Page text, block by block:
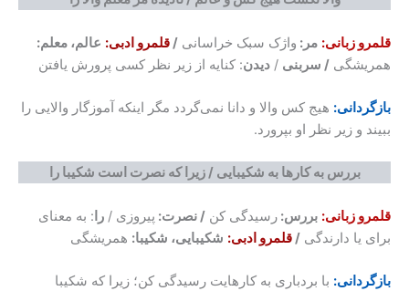
قلمرو زبانی: مر: واژک سبک خراسانی /قلمرو ادبی: عالم، معلم:
همریشگی / سربنی / دیدن: کنایه از زیر نظر کسی پرورش یافتن
بازگردانی: هیج کس والا و دانا نمی‌گردد مگر اینکه آموزگار والایی را
ببیند و زیر نظر او بپرورد.
بررس به کارها به شکیبایی / زیرا که نصرت است شکیبا را
قلمرو زبانی: بررس: رسیدگی کن / نصرت: پیروزی / را : به معنای
برای یا دارندگی /قلمرو ادبی: شکیبایی، شکیبا: همریشگی
بازگردانی: با بردباری به کارهایت رسیدگی کن؛ زیرا که شکیبا